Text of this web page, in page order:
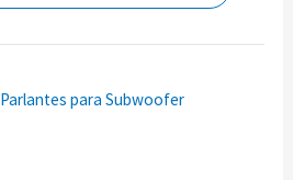
Parlantes para Subwoofer